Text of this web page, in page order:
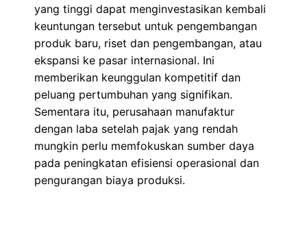
yang tinggi dapat menginvestasikan kembali
keuntungan tersebut untuk pengembangan
produk baru, riset dan pengembangan, atau
ekspansi ke pasar internasional. Ini
memberikan keunggulan kompetitif dan
peluang pertumbuhan yang signifikan.
Sementara itu, perusahaan manufaktur
dengan laba setelah pajak yang rendah
mungkin perlu memfokuskan sumber daya
pada peningkatan efisiensi operasional dan
pengurangan biaya produksi.